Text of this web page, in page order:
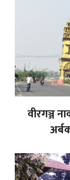
वीरगञ्ज